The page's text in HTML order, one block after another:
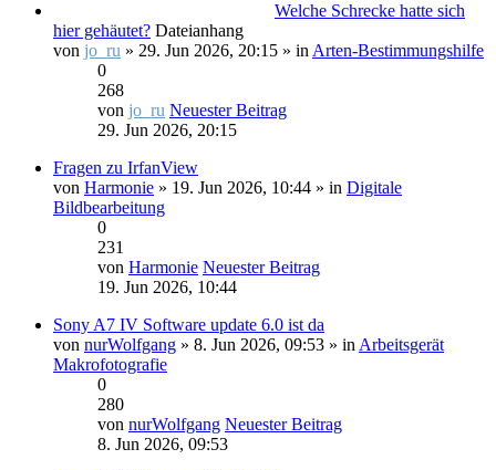
Welche Schrecke hatte sich
hier gehäutet? Dateianhang
von jo_ru » 29. Jun 2026, 20:15 » in Arten-Bestimmungshilfe
0
268
von jo_ru Neuester Beitrag
29. Jun 2026, 20:15
Fragen zu IrfanView
von Harmonie » 19. Jun 2026, 10:44 » in Digitale
Bildbearbeitung
0
231
von Harmonie Neuester Beitrag
19. Jun 2026, 10:44
Sony A7 IV Software update 6.0 ist da
von nurWolfgang » 8. Jun 2026, 09:53 » in Arbeitsgerät
Makrofotografie
0
280
von nurWolfgang Neuester Beitrag
8. Jun 2026, 09:53